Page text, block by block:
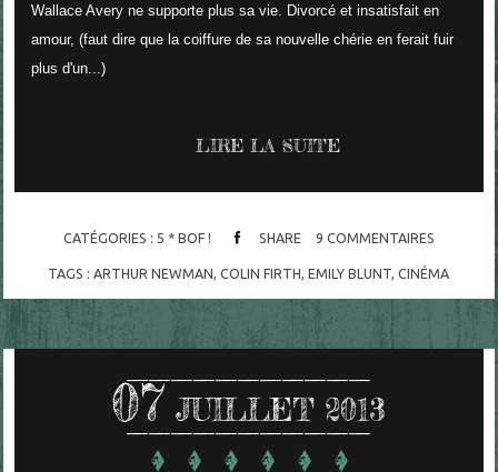
Wallace Avery ne supporte plus sa vie. Divorcé et insatisfait en
amour, (faut dire que la coiffure de sa nouvelle chérie en ferait fuir
plus d'un...)
LIRE LA SUITE
CATÉGORIES : 5 * BOF ! SHARE 9 COMMENTAIRES
TAGS :ARTHUR NEWMAN,COLIN FIRTH,EMILY BLUNT,CINÉMA
07 JUILLET 2013